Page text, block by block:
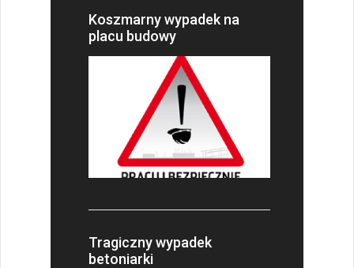
Koszmarny wypadek na
placu budowy
Tragiczny wypadek
betoniarki